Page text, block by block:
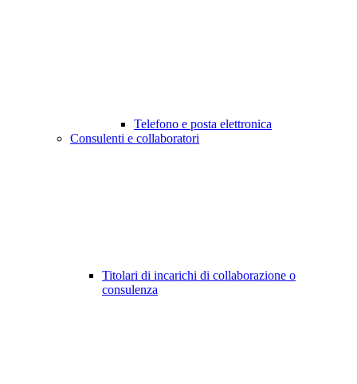
Telefono e posta elettronica
Consulenti e collaboratori
Titolari di incarichi di collaborazione o
consulenza